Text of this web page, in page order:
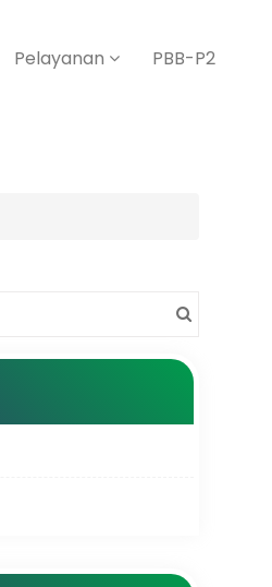
Pelayanan PBB-P2